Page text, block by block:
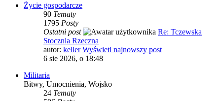
Życie gospodarcze
90 Tematy
1795 Posty
Ostatni post
Re: Tczewska
Stocznia Rzeczna
autor: keller Wyświetl najnowszy post
6 sie 2026, o 18:48
Militaria
Bitwy, Umocnienia, Wojsko
24 Tematy